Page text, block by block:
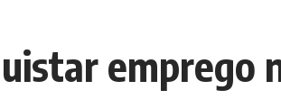
emprego